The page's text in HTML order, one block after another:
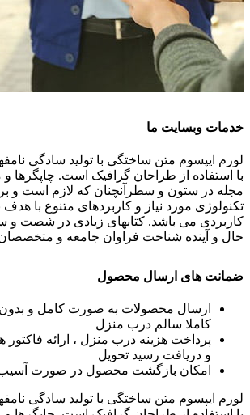
خدمات وبسایت ما
لورم ایپسوم متن ساختگی با تولید سادگی
با استفاده از طراحان گرافیک است. چاپگرها و
مجله در ستون و سطرآنچنان که لازم است و
تکنولوژی مورد نیاز و کاربردهای متنوع با هدف
کاربردی می باشد. کتابهای زیادی در شصت و
حال و آینده شناخت فراوان جامعه و
ضمانت های ارسال محصول
ارسال محصولات به صورت کامل و
کاملا سالم درب منزل
پرداخت هزینه درب منزل ، ارائه
و دریافت رسید تحویل
امکان بازگشت محصول در صورت آسیب
لورم ایپسوم متن ساختگی با تولید سادگی